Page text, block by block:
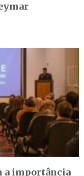
a importância